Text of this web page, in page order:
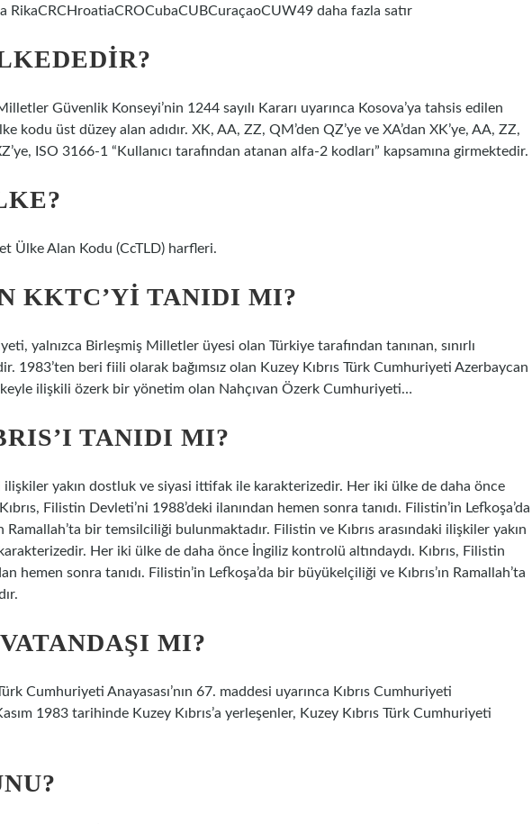
RikaCRCHroatiaCROCubaCUBCuraçaoCUW49 daha fazla satır
Güvenlik Konseyi’nin 1244 sayılı Kararı uyarınca Kosova’ya tahsis edilen
kodu üst düzey alan adıdır. XK, AA, ZZ, QM’den QZ’ye ve XA’dan XK’ye, AA, ZZ,
ISO 3166-1 “Kullanıcı tarafından atanan alfa-2 kodları” kapsamına girmektedir.
Ülke Alan Kodu (CcTLD) harfleri.
KKTC’YI TANIDI MI?
yalnızca Birleşmiş Milletler üyesi olan Türkiye tarafından tanınan, sınırlı
1983’ten beri fiili olarak bağımsız olan Kuzey Kıbrıs Türk Cumhuriyeti Azerbaycan
ilişkili özerk bir yönetim olan Nahçıvan Özerk Cumhuriyeti…
TANIDI MI?
ilişkiler yakın dostluk ve siyasi ittifak ile karakterizedir. Her iki ülke de daha önce
Filistin Devleti’ni 1988’deki ilanından hemen sonra tanıdı. Filistin’in Lefkoşa’da
Ramallah’ta bir temsilciliği bulunmaktadır. Filistin ve Kıbrıs arasındaki ilişkiler yakın
Her iki ülke de daha önce İngiliz kontrolü altındaydı. Kıbrıs, Filistin
hemen sonra tanıdı. Filistin’in Lefkoşa’da bir büyükelçiliği ve Kıbrıs’ın Ramallah’ta
MI?
Cumhuriyeti Anayasası’nın 67. maddesi uyarınca Kıbrıs Cumhuriyeti
1983 tarihinde Kuzey Kıbrıs’a yerleşenler, Kuzey Kıbrıs Türk Cumhuriyeti